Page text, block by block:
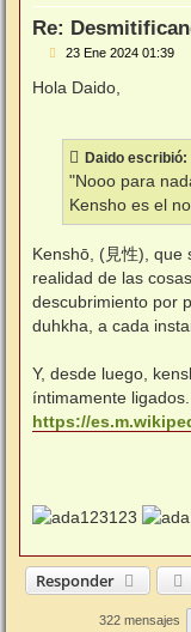
Re:
M
n
23 Ene 2024 01:39
Hola Daido,
Daido escribió:
"Nooo para
Kensho es el
Kenshō, (見性), que
realidad de las
descubrimiento por
duhkha, a cada
Y, desde luego,
íntimamente
https://
Responder
322 mensajes